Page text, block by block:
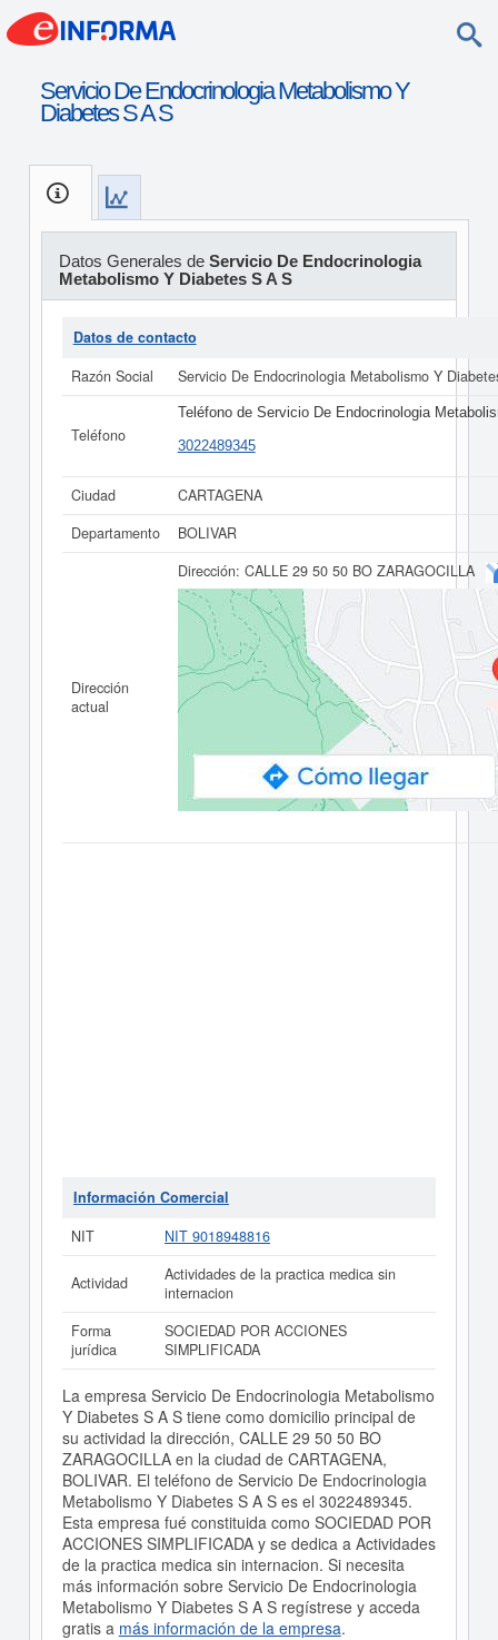
Servicio De Endocrinologia Metabolismo Y
Diabetes S A S
Datos Generales de Servicio De Endocrinologia
Metabolismo Y Diabetes S A S
Datos de contacto
Razón Social
Servicio De Endocrinologia Metabolismo Y
Teléfono
Teléfono de Servicio De Endocrinologia
3022489345
Ciudad
CARTAGENA
Departamento
BOLIVAR
Dirección
actual
Dirección: CALLE 29 50 50 BO ZARAGOCILLA
Información Comercial
NIT
NIT 9018948816
Actividad
Actividades de la practica medica sin
internacion
Forma
jurídica
SOCIEDAD POR ACCIONES
SIMPLIFICADA
La empresa Servicio De Endocrinologia Metabolismo
Y Diabetes S A S tiene como domicilio principal de
su actividad la dirección, CALLE 29 50 50 BO
ZARAGOCILLA en la ciudad de CARTAGENA,
BOLIVAR. El teléfono de Servicio De Endocrinologia
Metabolismo Y Diabetes S A S es el 3022489345.
Esta empresa fué constituida como SOCIEDAD POR
ACCIONES SIMPLIFICADA y se dedica a Actividades
de la practica medica sin internacion. Si necesita
más información sobre Servicio De Endocrinologia
Metabolismo Y Diabetes S A S regístrese y acceda
gratis a más información de la empresa.